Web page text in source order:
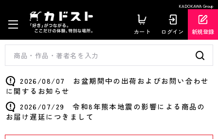
KADOKAWA Group
カート ログイン 新規登録
2026/08/07 お盆期間中の出荷およびお問い合わせ
に関するお知らせ
2026/07/29 令和8年熊本地震の影響による商品の
お届け遅延につきまして